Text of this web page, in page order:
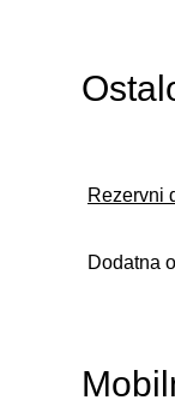
Rezervni
Dodatna